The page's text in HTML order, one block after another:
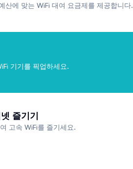
산에 맞는 WiFi 대여 요금제를 제공합니다.
기기를 픽업하세요.
즐기기
고속 WiFi를 즐기세요.